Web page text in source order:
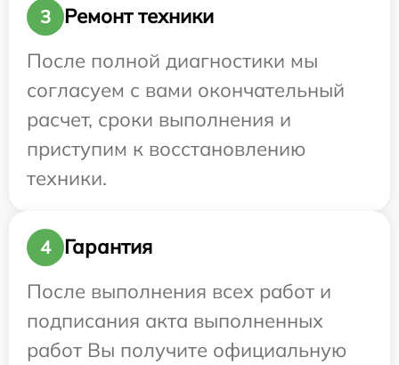
3
Ремонт техники
После полной диагностики мы
согласуем с вами окончательный
расчет, сроки выполнения и
приступим к восстановлению
техники.
4
Гарантия
После выполнения всех работ и
подписания акта выполненных
работ Вы получите официальную